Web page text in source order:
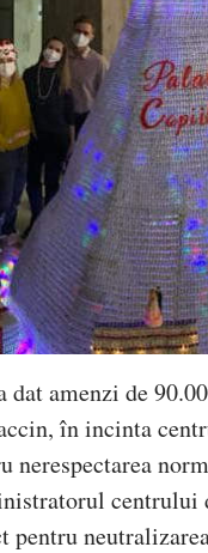
dat amenzi de
în incinta
nerespectarea
centrului
pentru